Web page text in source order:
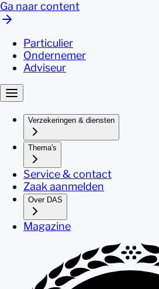
Ga naar content
Particulier
Ondernemer
Adviseur
Verzekeringen & diensten
Thema's
Service & contact
Zaak aanmelden
Over DAS
Magazine